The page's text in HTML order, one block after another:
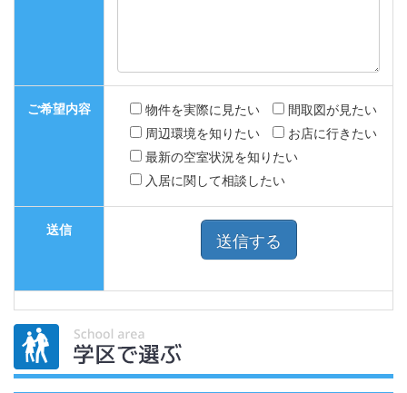
ご希望内容 物件を実際に見たい
間取図が見たい
周辺環境を知りたい
お店に行きたい
最新の空室状況を知りたい
入居に関して相談したい
送信